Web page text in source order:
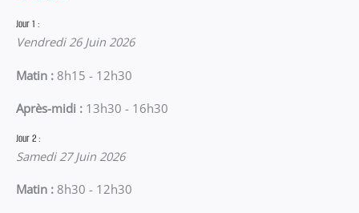
Jour 1 :
Vendredi 26 Juin 2026
Matin : 8h15 - 12h30
Après-midi : 13h30 - 16h30
Jour 2 :
Samedi 27 Juin 2026
Matin : 8h30 - 12h30